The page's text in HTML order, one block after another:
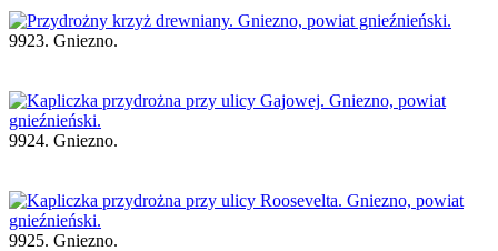
9923. Gniezno.
9924. Gniezno.
9925. Gniezno.